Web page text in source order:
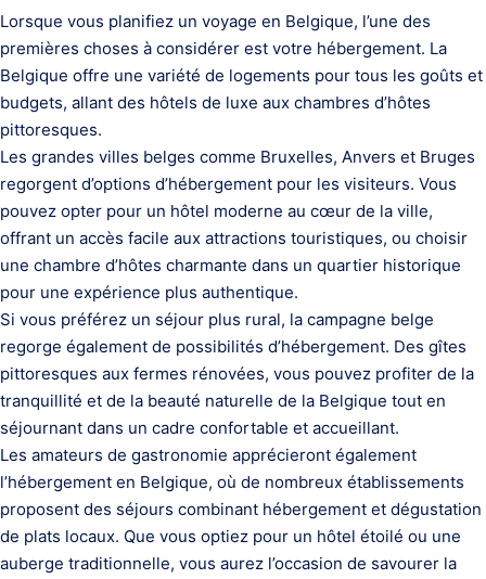
Lorsque vous planifiez un voyage en Belgique, l’une des
premières choses à considérer est votre hébergement. La
Belgique offre une variété de logements pour tous les goûts et
budgets, allant des hôtels de luxe aux chambres d’hôtes
pittoresques.
Les grandes villes belges comme Bruxelles, Anvers et Bruges
regorgent d’options d’hébergement pour les visiteurs. Vous
pouvez opter pour un hôtel moderne au cœur de la ville,
offrant un accès facile aux attractions touristiques, ou choisir
une chambre d’hôtes charmante dans un quartier historique
pour une expérience plus authentique.
Si vous préférez un séjour plus rural, la campagne belge
regorge également de possibilités d’hébergement. Des gîtes
pittoresques aux fermes rénovées, vous pouvez profiter de la
tranquillité et de la beauté naturelle de la Belgique tout en
séjournant dans un cadre confortable et accueillant.
Les amateurs de gastronomie apprécieront également
l’hébergement en Belgique, où de nombreux établissements
proposent des séjours combinant hébergement et dégustation
de plats locaux. Que vous optiez pour un hôtel étoilé ou une
auberge traditionnelle, vous aurez l’occasion de savourer la